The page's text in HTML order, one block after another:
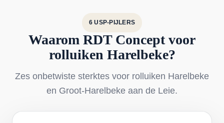
6 USP-PIJLERS
Waarom RDT Concept voor
rolluiken Harelbeke?
Zes onbetwiste sterktes voor rolluiken Harelbeke
en Groot-Harelbeke aan de Leie.